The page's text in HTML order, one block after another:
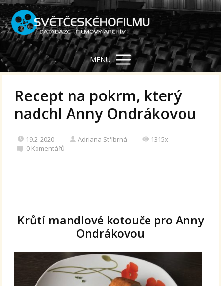
MENU
Recept na pokrm, který
nadchl Anny Ondrákovou
19.2. 2020 Adriana Stříbrná
1315x
0 Komentářů
Krůtí mandlové kotouče pro Anny
Ondrákovou